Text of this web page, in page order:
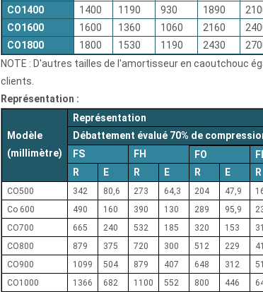
CO1400
1400 1190 930 1890
CO1600
1600 1360 1060 2160
CO1800
1800 1530 1190 2430
NOTE : D'autres tailles de l'amortisseur en caoutchouc
clients.
Représentation :
Modèle
(millimètre)
Représentation
Débattement évalué 70% de
FS
FH FO
R
E R E R E R
CO500 342 80,6 273 64,3 204 47,9
Co 600
490 160 390 130 289 95,9
CO700
665 240 532 185 320 153
CO800
879 375 720 300 512 229
CO900
1099 504 879 407 648 312
CO1000
1366 682 1100 552 800 446